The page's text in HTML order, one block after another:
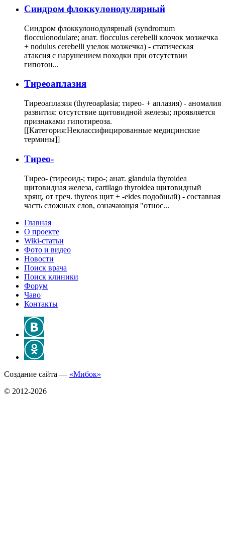
Cиндром флоккулонодулярный
Синдром флоккулонодулярный (syndromum
flocculonodulare; анат. flocculus cerebelli клочок мозжечка
+ nodulus cerebelli узелок мозжечка) - статическая
атаксия с нарушением походки при отсутствии
гипотон...
Тиреоаплазия
Тиреоаплазия (thyreoaplasia; тирео- + аплазия) - аномалия
развития: отсутствие щитовидной железы; проявляется
признаками гипотиреоза.
[[Категория:Неклассифицированные медицинские
термины]]
Тирео-
Тирео- (тиреоид-; тиро-; анат. glandula thyroidea
щитовидная железа, cartilago thyroidea щитовидный
хрящ, от греч. thyreos щит + -eides подобный) - составная
часть сложных слов, означающая "относ...
Главная
О проекте
Wiki-статьи
Фото и видео
Новости
Поиск врача
Поиск клиники
Форум
Чаво
Контакты
Создание сайта — «Мибок»
© 2012-2026